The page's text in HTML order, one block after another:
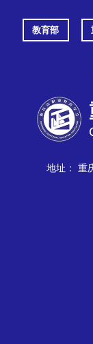
教育部
地址： 重